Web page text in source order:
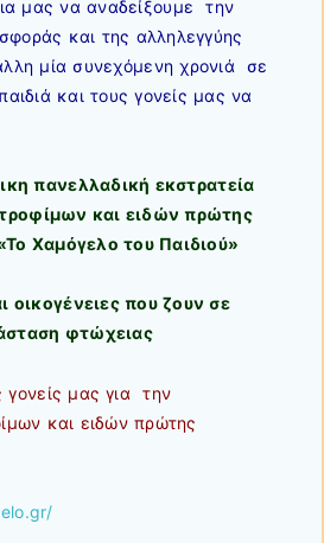
μας να αναδείξουμε την
και της αλληλεγγύης
μία συνεχόμενη χρονιά σε
και τους γονείς μας να
πανελλαδική εκστρατεία
και ειδών πρώτης
Χαμόγελο του Παιδιού»
οικογένειες που ζουν σε
φτώχειας
μας για την
και ειδών πρώτης